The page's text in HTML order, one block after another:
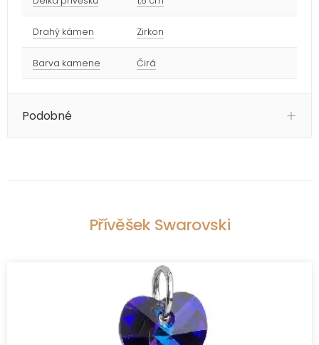
Drahý kámen Zirkon
Barva kamene Čirá
Podobné
Přívěšek Swarovski